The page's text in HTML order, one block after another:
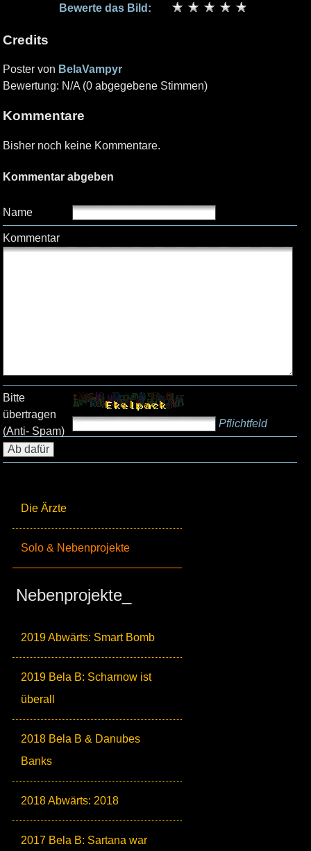
Die Ärzte
Solo & Nebenprojekte
Nebenprojekte_
2019 Abwärts: Smart Bomb
2019 Bela B: Scharnow ist
überall
2018 Bela B & Danubes
Banks
2018 Abwärts: 2018
2017 Bela B: Sartana war
Bewerte das Bild:
Credits
Poster von BelaVampyr
Bewertung: N/A (0 abgegebene Stimmen)
Kommentare
Bisher noch keine Kommentare.
Kommentar abgeben
Name
Kommentar
Bitte
übertragen
(Anti- Spam)
Pflichtfeld